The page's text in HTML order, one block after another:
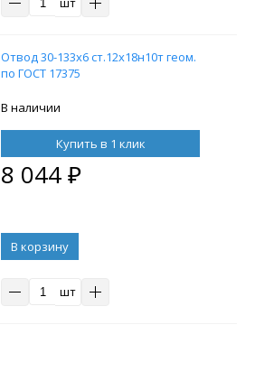
Отвод 30-133х6 ст.12х18н10т геом.
по ГОСТ 17375
В наличии
Купить в 1 клик
8 044₽
В корзину
шт